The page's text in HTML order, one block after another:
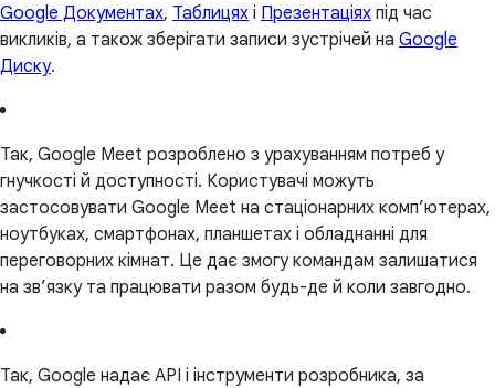
Google Документах, Таблицях і Презентаціях під час
викликів, а також зберігати записи зустрічей на Google
Диску.
Так, Google Meet розроблено з урахуванням потреб у
гнучкості й доступності. Користувачі можуть
застосовувати Google Meet на стаціонарних комп’ютерах,
ноутбуках, смартфонах, планшетах і обладнанні для
переговорних кімнат. Це дає змогу командам залишатися
на зв’язку та працювати разом будь-де й коли завгодно.
Так, Google надає API і інструменти розробника, за